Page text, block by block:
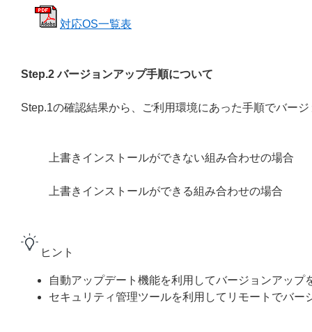
対応OS一覧表
Step.2 バージョンアップ手順について
Step.1の確認結果から、ご利用環境にあった手順でバー
上書きインストールができない組み合わせの場合
上書きインストールができる組み合わせの場合
ヒント
自動アップデート機能を利用してバージョンアップ
セキュリティ管理ツールを利用してリモートでバー